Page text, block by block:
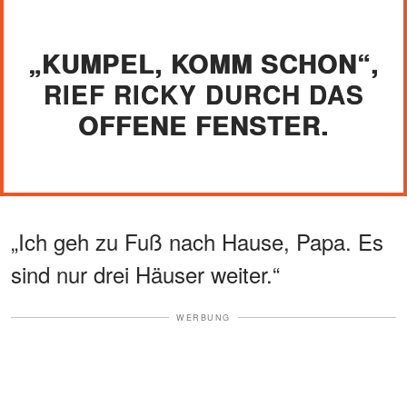
„KUMPEL, KOMM SCHON“,
RIEF RICKY DURCH DAS
OFFENE FENSTER.
„Ich geh zu Fuß nach Hause, Papa. Es
sind nur drei Häuser weiter.“
WERBUNG